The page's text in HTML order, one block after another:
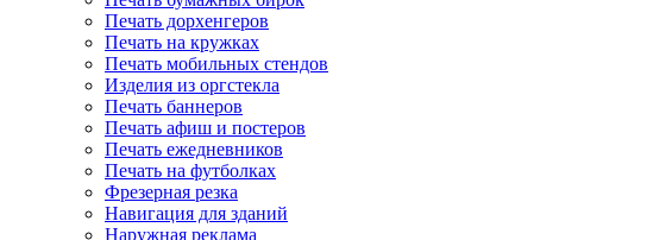
Печать дорхенгеров
Печать на кружках
Печать мобильных стендов
Изделия из оргстекла
Печать баннеров
Печать афиш и постеров
Печать ежедневников
Печать на футболках
Фрезерная резка
Навигация для зданий
Наружная реклама